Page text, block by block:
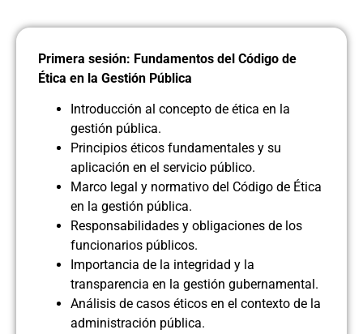
Primera sesión: Fundamentos del Código de
Ética en la Gestión Pública
Introducción al concepto de ética en la
gestión pública.
Principios éticos fundamentales y su
aplicación en el servicio público.
Marco legal y normativo del Código de Ética
en la gestión pública.
Responsabilidades y obligaciones de los
funcionarios públicos.
Importancia de la integridad y la
transparencia en la gestión gubernamental.
Análisis de casos éticos en el contexto de la
administración pública.